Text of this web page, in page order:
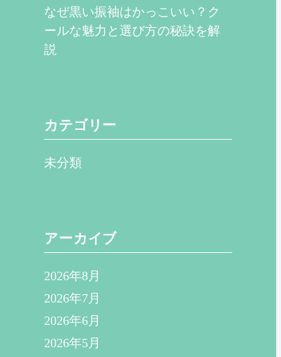
なぜ黒い振袖はかっこいい？ク
ールな魅力と選び方の秘訣を解
説
カテゴリー
未分類
アーカイブ
2026年8月
2026年7月
2026年6月
2026年5月